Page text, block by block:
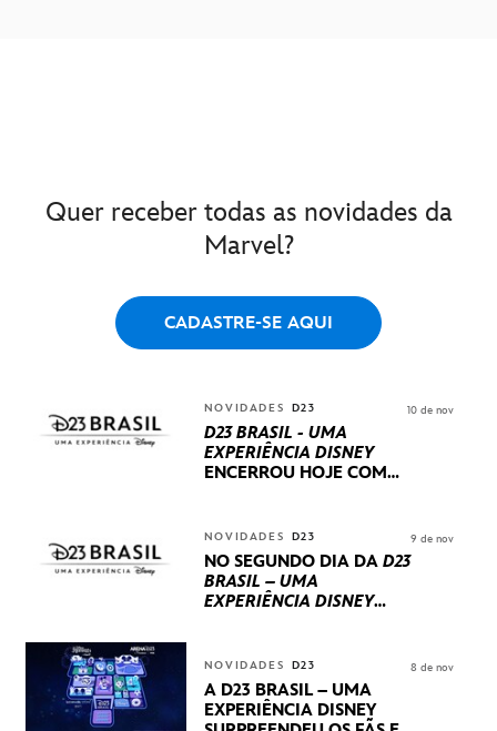
Quer receber todas as novidades da
Marvel?
CADASTRE-SE AQUI
NOVIDADES D23
D23 BRASIL - UMA
EXPERIÊNCIA DISNEY
ENCERROU HOJE COM
INTERNACIONAIS E
PRODUÇÕES BRASILEIRAS
10 de nov
NOVIDADES D23
NO SEGUNDO DIA DA D23
BRASIL – UMA
EXPERIÊNCIA DISNEY
STUDIOS REVELARAM
PRÉVIAS E NOVIDADES
DOS SEUS PRÓXIMOS
LANÇAMENTOS
9 de nov
NOVIDADES D23
A D23 BRASIL – UMA
EXPERIÊNCIA DISNEY
8 de nov